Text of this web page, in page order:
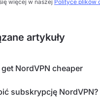
więcej w naszej Polityce plików
artykuły
NordVPN cheaper
subskrypcję NordVPN?